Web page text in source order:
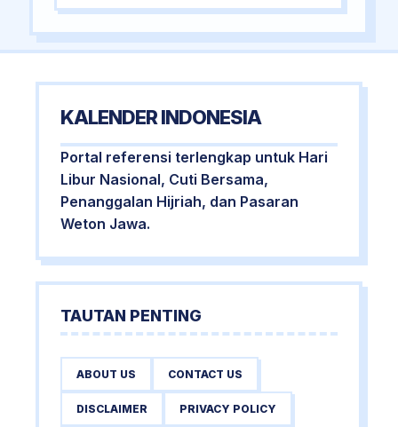
KALENDER INDONESIA
Portal referensi terlengkap untuk Hari
Libur Nasional, Cuti Bersama,
Penanggalan Hijriah, dan Pasaran
Weton Jawa.
TAUTAN PENTING
ABOUT US CONTACT US
DISCLAIMER PRIVACY POLICY